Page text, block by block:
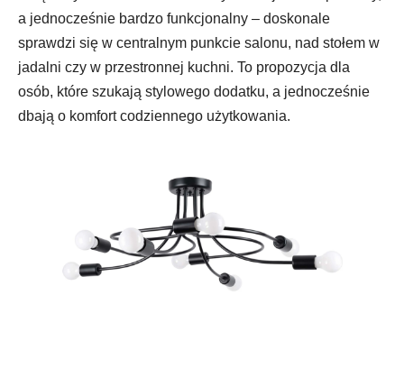
a jednocześnie bardzo funkcjonalny – doskonale
sprawdzi się w centralnym punkcie salonu, nad stołem w
jadalni czy w przestronnej kuchni. To propozycja dla
osób, które szukają stylowego dodatku, a jednocześnie
dbają o komfort codziennego użytkowania.